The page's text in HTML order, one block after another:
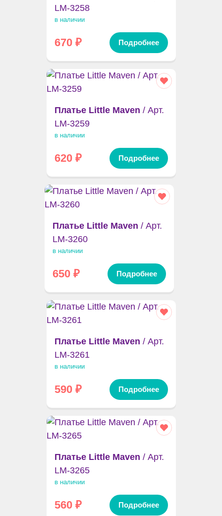
LM-3258
в наличии
670₽ Подробнее
Платье Little Maven / Арт.
LM-3259
в наличии
620₽ Подробнее
Платье Little Maven / Арт.
LM-3260
в наличии
650₽ Подробнее
Платье Little Maven / Арт.
LM-3261
в наличии
590₽ Подробнее
Платье Little Maven / Арт.
LM-3265
в наличии
560₽ Подробнее